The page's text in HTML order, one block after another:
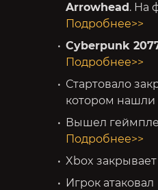
Arrowhead. На
Подробнее>>
Cyberpunk
Подробнее>>
Стартовало
котором нашли
Вышел
Подробнее>>
Xbox
Игрок атаковал